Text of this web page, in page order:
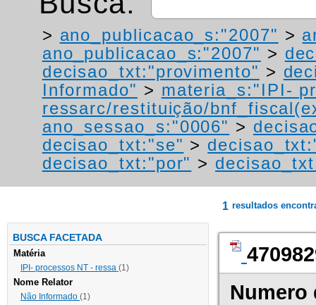
> ano_publicacao_s:"2007" >
ano_publicacao_s:"2007" >
decisao_txt:"provimento" >
Informado" > materia_s:"IPI-
ressarc/restituição/
ano_sessao_s:"0006" >
decisao_txt:"se" >
decisao_txt:"por" >
BUSCA FACETADA
Matéria
IPI- processos NT - ressa (1)
Nome Relator
Não Informado (1)
1 resultados
Numero